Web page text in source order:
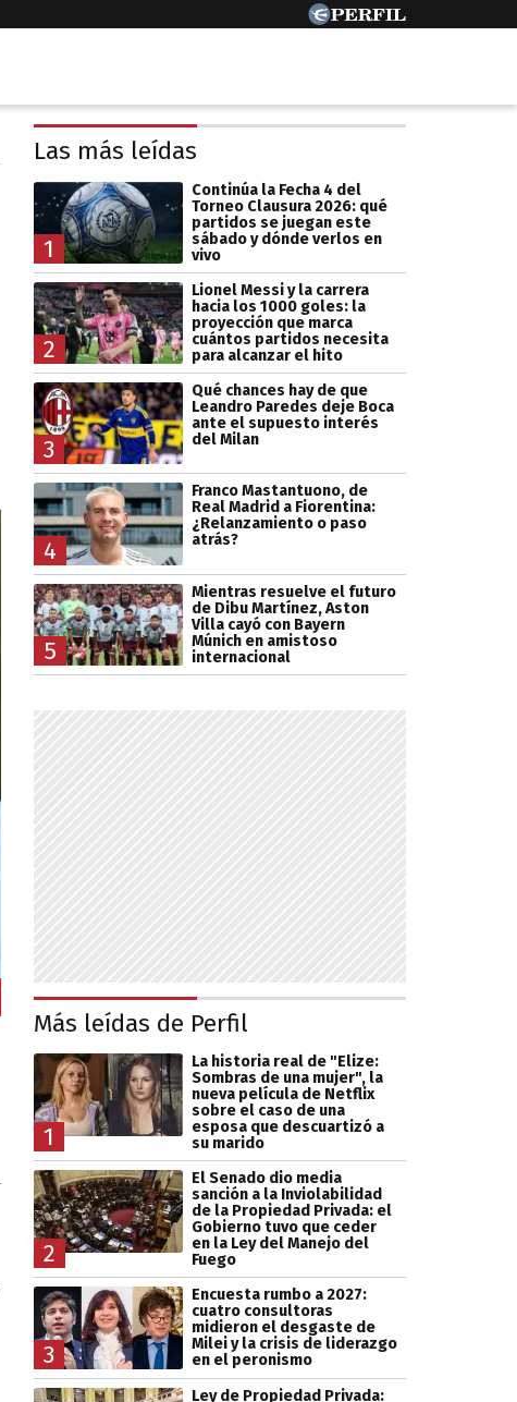
Las más leídas
1
Continúa la Fecha 4 del
Torneo Clausura 2026: qué
partidos se juegan este
sábado y dónde verlos en
vivo
2
Lionel Messi y la carrera
hacia los 1000 goles: la
proyección que marca
cuántos partidos necesita
para alcanzar el hito
3
Qué chances hay de que
Leandro Paredes deje Boca
ante el supuesto interés
del Milan
4
Franco Mastantuono, de
Real Madrid a Fiorentina:
¿Relanzamiento o paso
atrás?
5
Mientras resuelve el futuro
de Dibu Martínez, Aston
Villa cayó con Bayern
Múnich en amistoso
internacional
Más leídas de Perfil
1
La historia real de "Elize:
Sombras de una mujer", la
nueva película de Netflix
sobre el caso de una
esposa que descuartizó a
su marido
2
El Senado dio media
sanción a la Inviolabilidad
de la Propiedad Privada: el
Gobierno tuvo que ceder
en la Ley del Manejo del
Fuego
3
Encuesta rumbo a 2027:
cuatro consultoras
midieron el desgaste de
Milei y la crisis de liderazgo
en el peronismo
Ley de Propiedad Privada: